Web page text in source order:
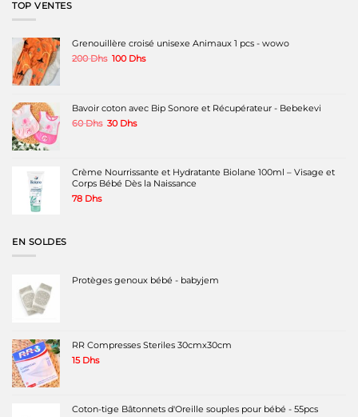
TOP VENTES
Grenouillère croisé unisexe Animaux 1 pcs - wowo
200Dhs Le
100 DhsLe
100 Dhs.
Bavoir coton avec Bip Sonore et Récupérateur - Bebekevi
60Dhs Le
60 Dhs.
30 DhsLe
30 Dhs.
Crème Nourrissante et Hydratante Biolane 100ml – Visage et
Corps Bébé Dès la Naissance
78 Dhs
EN SOLDES
Protèges genoux bébé - babyjem
RR Compresses Steriles 30cmx30cm
15 Dhs
Coton-tige Bâtonnets d'Oreille souples pour bébé - 55pcs